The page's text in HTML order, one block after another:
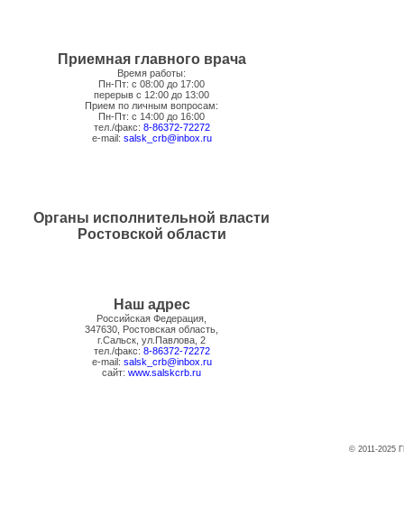
Приемная главного врача
Время работы:
Пн-Пт: с 08:00 до 17:00
перерыв с 12:00 до 13:00
Прием по личным вопросам:
Пн-Пт: с 14:00 до 16:00
тел./факс: 8-86372-72272
e-mail: salsk_crb@inbox.ru
Органы исполнительной власти
Ростовской области
Наш адрес
Российская Федерация,
347630, Ростовская область,
г.Сальск, ул.Павлова, 2
тел./факс: 8-86372-72272
e-mail: salsk_crb@inbox.ru
сайт: www.salskcrb.ru
© 2011-2025